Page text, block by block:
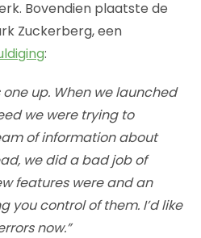
Bovendien plaatste de
Zuckerberg, een
:
up. When we launched
we were trying to
of information about
we did a bad job of
features were and an
you control of them. I’d like
now.”